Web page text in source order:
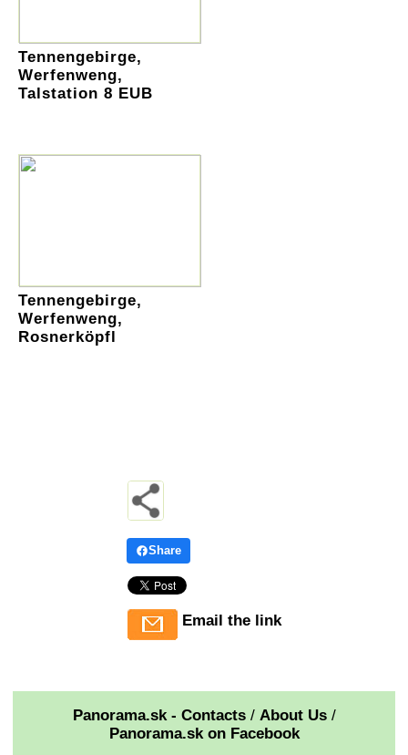
Tennengebirge,
Werfenweng,
Talstation 8 EUB
Tennengebirge,
Werfenweng,
Rosnerköpfl
Share
Email the link
Panorama.sk - Contacts/ About Us/
Panorama.sk on Facebook